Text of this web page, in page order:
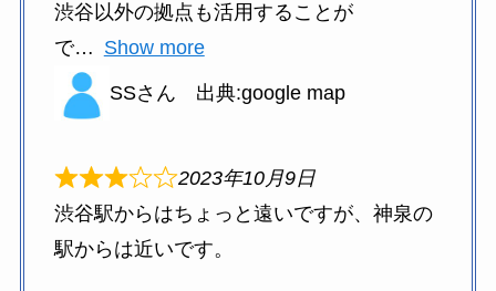
渋谷以外の拠点も活用することが
で
Show more
SSさん 出典:google map
2023年10月9日
渋谷駅からはちょっと遠いですが、神泉の
駅からは近いです。